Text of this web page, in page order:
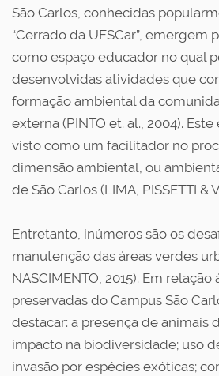
São Carlos, conhecidas
“Cerrado da UFSCar”, emergem
como espaço educador no qual
desenvolvidas atividades que
formação ambiental da
externa (PINTO et. al., 2004).
visto como um facilitador no
dimensão ambiental, ou
de São Carlos (LIMA, PISSETTI &
Entretanto, inúmeros são os
manutenção das áreas verdes
NASCIMENTO, 2015). Em relação
preservadas do Campus São
destacar: a presença de animais
impacto na biodiversidade; uso
invasão por espécies exóticas;